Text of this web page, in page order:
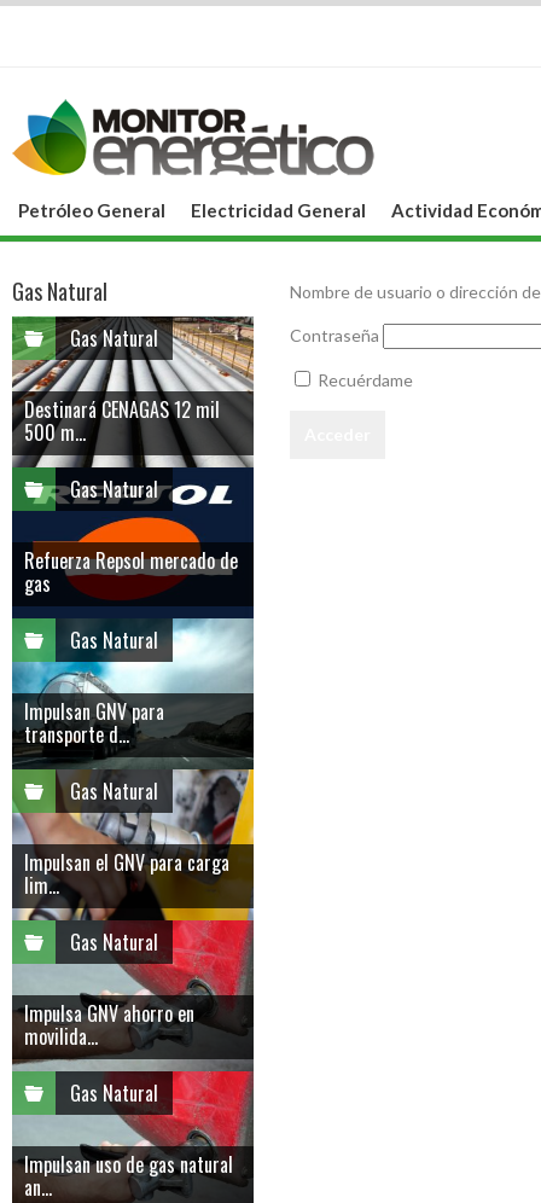
Petróleo General Electricidad General Actividad
Nombre de usuario o dirección
Contraseña
Recuérdame
Gas Natural
Gas Natural
Destinará CENAGAS 12 mil
500 m...
Gas Natural
Refuerza Repsol mercado de
gas
Gas Natural
Impulsan GNV para
transporte d...
Gas Natural
Impulsan el GNV para carga
lim...
Gas Natural
Impulsa GNV ahorro en
movilida...
Gas Natural
Impulsan uso de gas natural
an...